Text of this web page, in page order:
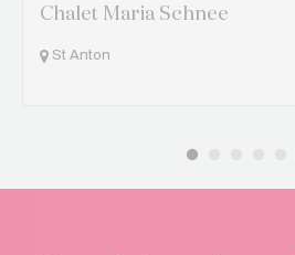
Chalet Maria Schnee
St Anton